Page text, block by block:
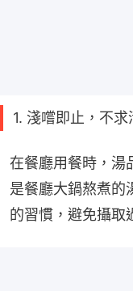
1. 淺嚐即止，不求
在餐廳用餐時，湯
是餐廳大鍋熬煮的
的習慣，避免攝取